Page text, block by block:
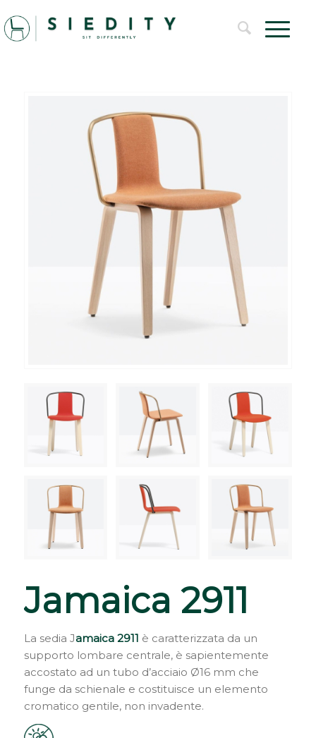
Jamaica 2911
La sedia Jamaica 2911 è caratterizzata da un
supporto lombare centrale, è sapientemente
accostato ad un tubo d’acciaio Ø16 mm che
funge da schienale e costituisce un elemento
cromatico gentile, non invadente.